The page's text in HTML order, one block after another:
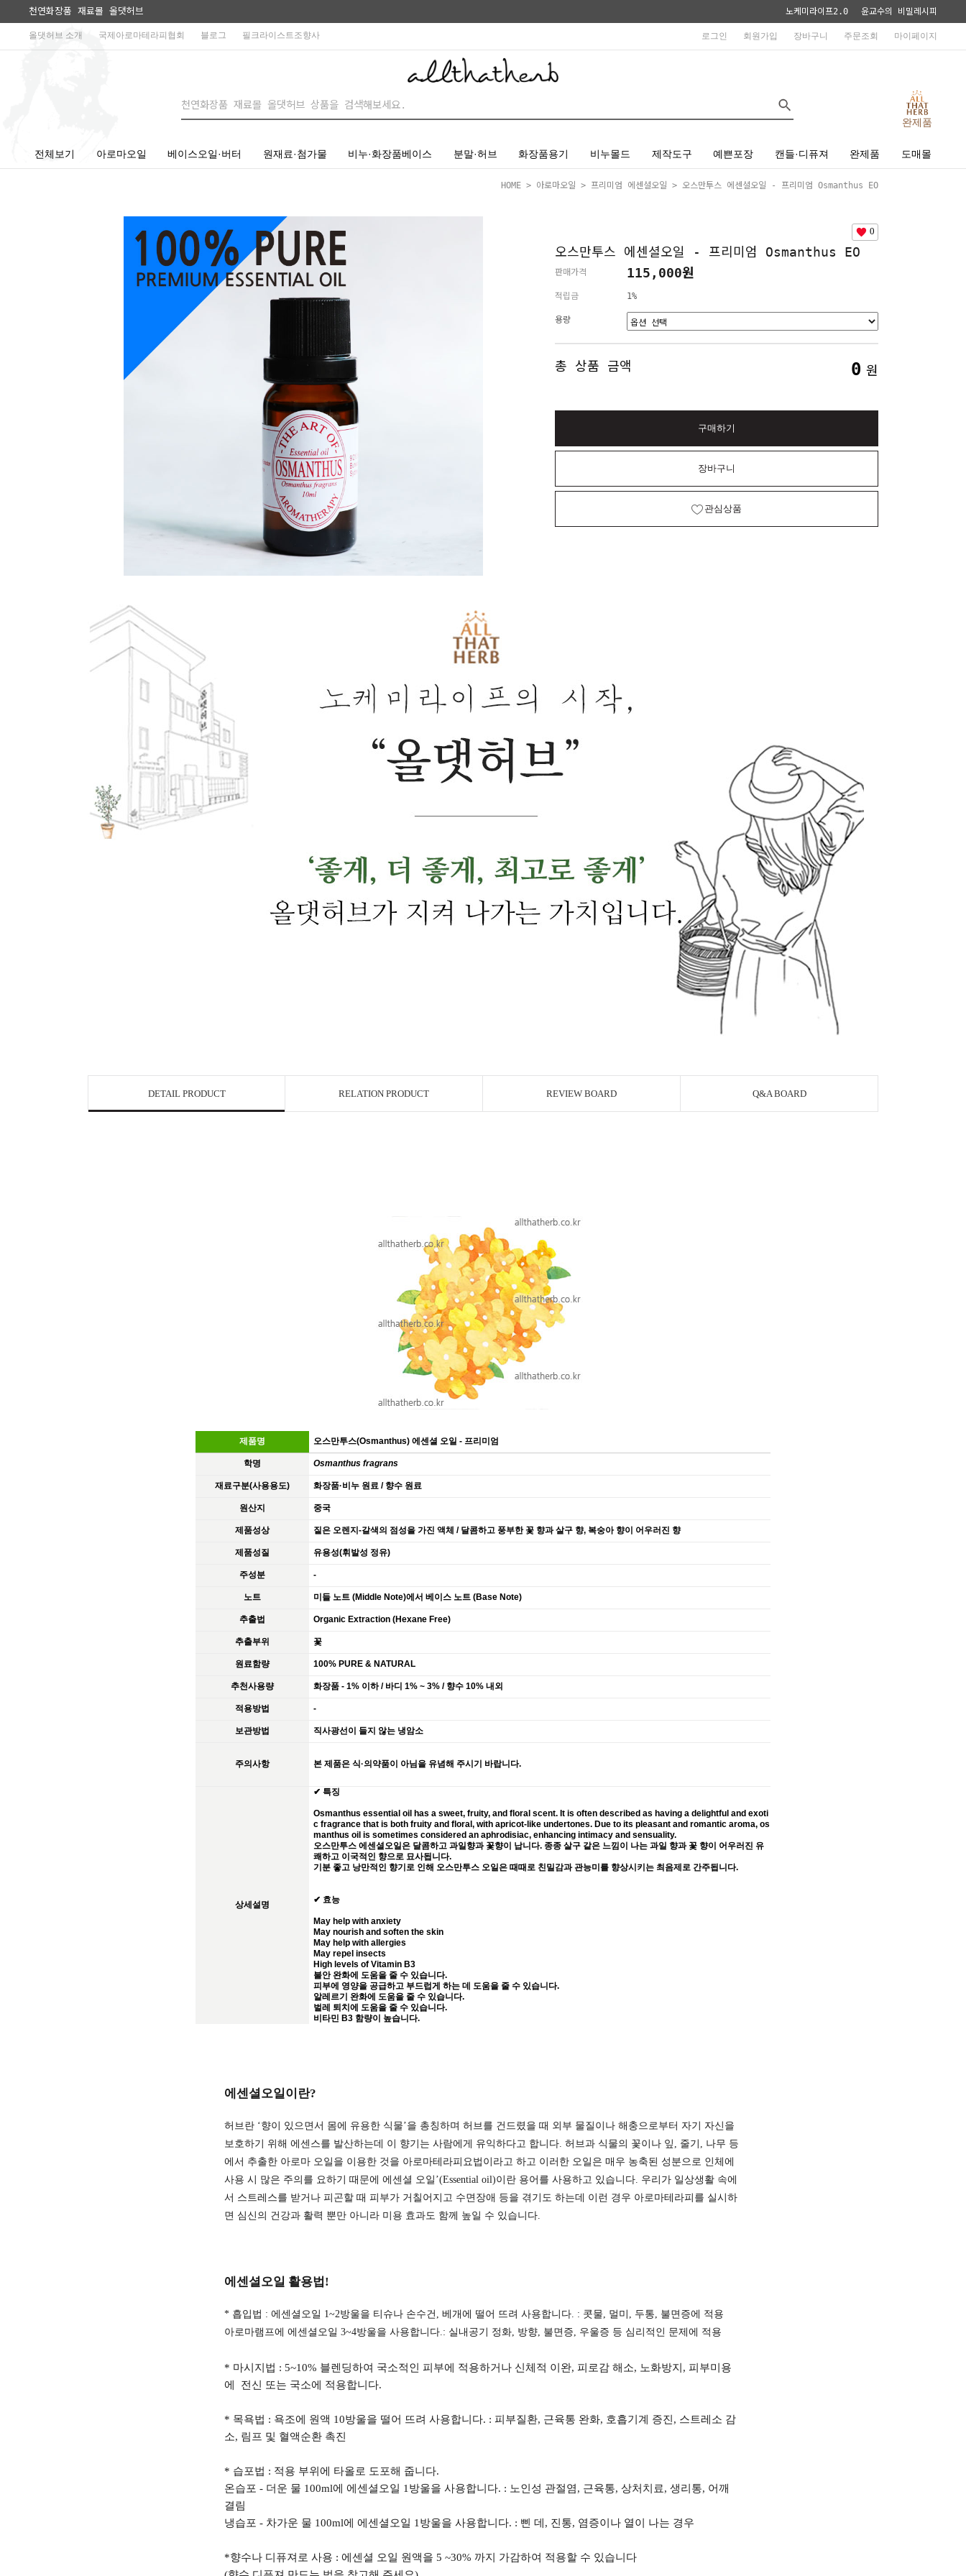
천연화장품 재료몰 올댓허브 노케미라이프2.0 윤교수의 비밀레시피
올댓허브 소개 국제아로마테라피협회 블로그 필크라이스트조향사 로그인 회원가입 장바구니 주문조회 마이페이지
완제품
전체보기 아로마오일 베이스오일·버터 원재료·첨가물 비누·화장품베이스 분말·허브 화장품용기 비누몰드 제작도구 예쁜포장 캔들·디퓨져 완제품 도매몰
HOME > 아로마오일 > 프리미엄 에센셜오일 > 오스만투스 에센셜오일 - 프리미엄 Osmanthus EO
0
오스만투스 에센셜오일 - 프리미엄 Osmanthus EO
판매가격 115,000원
적립금 1%
용량
총 상품 금액 0 원
구매하기
장바구니
관심상품
DETAIL PRODUCT RELATION PRODUCT REVIEW BOARD Q&A BOARD
제품명 오스만투스(Osmanthus) 에센셜 오일 - 프리미엄
학명 Osmanthus fragrans
재료구분(사용용도) 화장품·비누 원료 / 향수 원료
원산지 중국
제품성상 짙은 오렌지-갈색의 점성을 가진 액체 / 달콤하고 풍부한 꽃 향과 살구 향, 복숭아 향이 어우러진 향
제품성질 유용성(휘발성 정유)
주성분 -
노트 미들 노트 (Middle Note)에서 베이스 노트 (Base Note)
추출법 Organic Extraction (Hexane Free)
추출부위 꽃
원료함량 100% PURE & NATURAL
추천사용량 화장품 - 1% 이하 / 바디 1% ~ 3% / 향수 10% 내외
적용방법 -
보관방법 직사광선이 들지 않는 냉암소
주의사항 본 제품은 식·의약품이 아님을 유념해 주시기 바랍니다.
상세설명
✔ 특징
Osmanthus essential oil has a sweet, fruity, and floral scent. It is often described as having a delightful and exoti
c fragrance that is both fruity and floral, with apricot-like undertones. Due to its pleasant and romantic aroma, os
manthus oil is sometimes considered an aphrodisiac, enhancing intimacy and sensuality.
오스만투스 에센셜오일은 달콤하고 과일향과 꽃향이 납니다. 종종 살구 같은 느낌이 나는 과일 향과 꽃 향이 어우러진 유
쾌하고 이국적인 향으로 묘사됩니다.
기분 좋고 낭만적인 향기로 인해 오스만투스 오일은 때때로 친밀감과 관능미를 향상시키는 최음제로 간주됩니다.
✔ 효능
May help with anxiety
May nourish and soften the skin
May help with allergies
May repel insects
High levels of Vitamin B3
불안 완화에 도움을 줄 수 있습니다.
피부에 영양을 공급하고 부드럽게 하는 데 도움을 줄 수 있습니다.
알레르기 완화에 도움을 줄 수 있습니다.
벌레 퇴치에 도움을 줄 수 있습니다.
비타민 B3 함량이 높습니다.
에센셜오일이란?
허브란 ‘향이 있으면서 몸에 유용한 식물’을 총칭하며 허브를 건드렸을 때 외부 물질이나 해충으로부터 자기 자신을
보호하기 위해 에센스를 발산하는데 이 향기는 사람에게 유익하다고 합니다. 허브과 식물의 꽃이나 잎, 줄기, 나무 등
에서 추출한 아로마 오일을 이용한 것을 아로마테라피요법이라고 하고 이러한 오일은 매우 농축된 성분으로 인체에
사용 시 많은 주의를 요하기 때문에 에센셜 오일’(Essential oil)이란 용어를 사용하고 있습니다. 우리가 일상생활 속에
서 스트레스를 받거나 피곤할 때 피부가 거칠어지고 수면장애 등을 겪기도 하는데 이런 경우 아로마테라피를 실시하
면 심신의 건강과 활력 뿐만 아니라 미용 효과도 함께 높일 수 있습니다.
에센셜오일 활용법!
* 흡입법 : 에센셜오일 1~2방울을 티슈나 손수건, 베개에 떨어 뜨려 사용합니다. : 콧물, 멀미, 두통, 불면증에 적용
아로마램프에 에센셜오일 3~4방울을 사용합니다.: 실내공기 정화, 방향, 불면증, 우울증 등 심리적인 문제에 적용
* 마시지법 : 5~10% 블렌딩하여 국소적인 피부에 적용하거나 신체적 이완, 피로감 해소, 노화방지, 피부미용
에 전신 또는 국소에 적용합니다.
* 목욕법 : 욕조에 원액 10방울을 떨어 뜨려 사용합니다. : 피부질환, 근육통 완화, 호흡기계 증진, 스트레소 감
소, 림프 및 혈액순환 촉진
* 습포법 : 적용 부위에 타올로 도포해 줍니다.
온습포 - 더운 물 100ml에 에센셜오일 1방울을 사용합니다. : 노인성 관절염, 근육통, 상처치료, 생리통, 어깨
결림
냉습포 - 차가운 물 100ml에 에센셜오일 1방울을 사용합니다. : 삔 데, 진통, 염증이나 열이 나는 경우
*향수나 디퓨져로 사용 : 에센셜 오일 원액을 5 ~30% 까지 가감하여 적용할 수 있습니다